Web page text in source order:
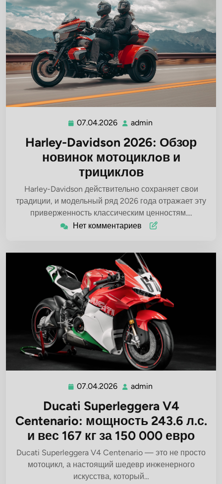
07.04.2026 07.04.2026
admin
Harley-Davidson 2026: Обзор
новинок мотоциклoв и
трициклов
Harley-Davidson действительно сохраняет свои
традиции, и модельный ряд 2026 года отражает эту
приверженность классическим ценностям.…
Нет комментариев
07.04.2026 07.04.2026
admin
Ducati Superleggera V4
Centenario: мощность 243.6 л.с.
и вес 167 кг за 150 000 евро
Ducati Superleggera V4 Centenario — это не просто
мотоцикл, а настоящий шедевр инженерного
искусства, который…